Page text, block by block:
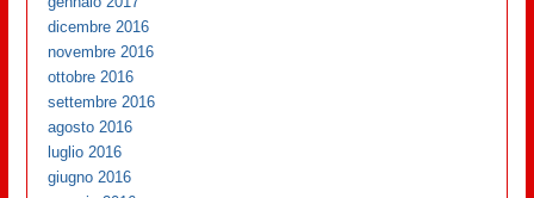
dicembre 2016
novembre 2016
ottobre 2016
settembre 2016
agosto 2016
luglio 2016
giugno 2016